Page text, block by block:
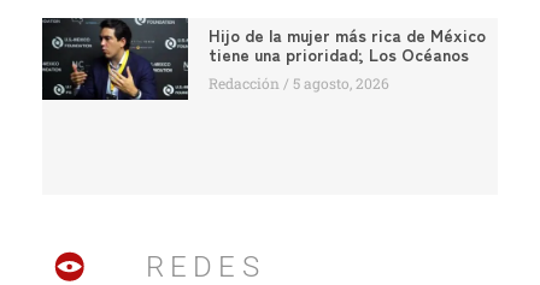
Hijo de la mujer más rica de México
tiene una prioridad; Los Océanos
Redacción 5 agosto, 2026
REDES